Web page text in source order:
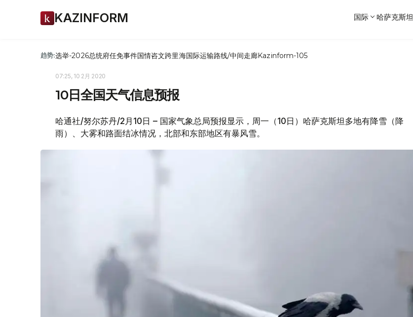
KAZINFORM 国际 哈萨克斯坦
趋势:选举-2026总统府任免事件国情咨文跨里海国际运输路线/中间走廊Kazinform-105
07:25, 10 2月 2020
10日全国天气信息预报
哈通社/努尔苏丹/2月10日 – 国家气象总局预报显示，周一（10日）哈萨克斯坦多地有降雪（降
雨）、大雾和路面结冰情况，北部和东部地区有暴风雪。